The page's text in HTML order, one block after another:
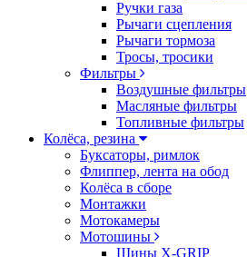
Ручки газа
Рычаги сцепления
Рычаги тормоза
Тросы, тросики
Фильтры
Воздушные фильтры
Масляные фильтры
Топливные фильтры
Колёса, резина
Буксаторы, римлок
Флиппер, лента на обод
Колёса в сборе
Монтажки
Мотокамеры
Мотошины
Шины X-GRIP